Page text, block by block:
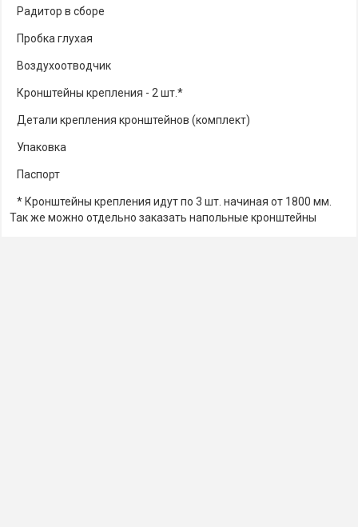
Радитор в сборе
Пробка глухая
Воздухоотводчик
Кронштейны крепления - 2 шт.*
Детали крепления кронштейнов (комплект)
Упаковка
Паспорт
* Кронштейны крепления идут по 3 шт. начиная от 1800 мм.
Так же можно отдельно заказать напольные кронштейны